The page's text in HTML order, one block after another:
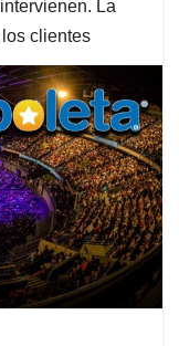
La
clientes